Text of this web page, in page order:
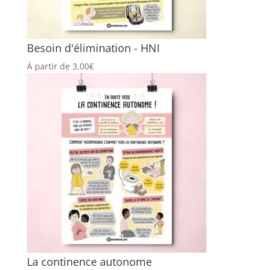
Besoin d'élimination - HNI
À partir de 3,00€
La continence autonome